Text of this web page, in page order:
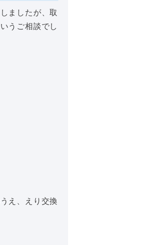
ましたが、取
うご相談でし
え、えり交換